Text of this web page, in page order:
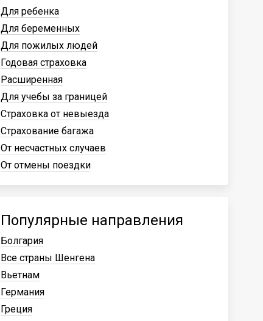
Для ребенка
Для беременных
Для пожилых людей
Годовая страховка
Расширенная
Для учебы за границей
Страховка от невыезда
Страхование багажа
От несчастных случаев
От отмены поездки
Популярные направления
Болгария
Все страны Шенгена
Вьетнам
Германия
Греция